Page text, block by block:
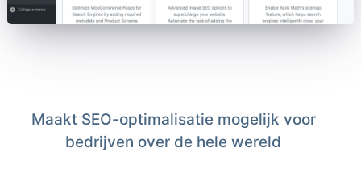
Maakt SEO-optimalisatie mogelijk voor
bedrijven over de hele wereld